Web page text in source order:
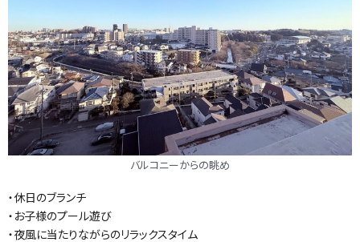
バルコニーからの眺め
・休日のブランチ
・お子様のプール遊び
・夜風に当たりながらのリラックスタイム